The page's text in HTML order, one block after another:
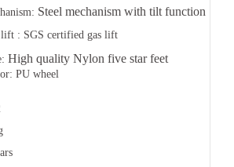
Steel mechanism with tilt function
lift : SGS certified gas lift
High quality Nylon five star feet
PU wheel